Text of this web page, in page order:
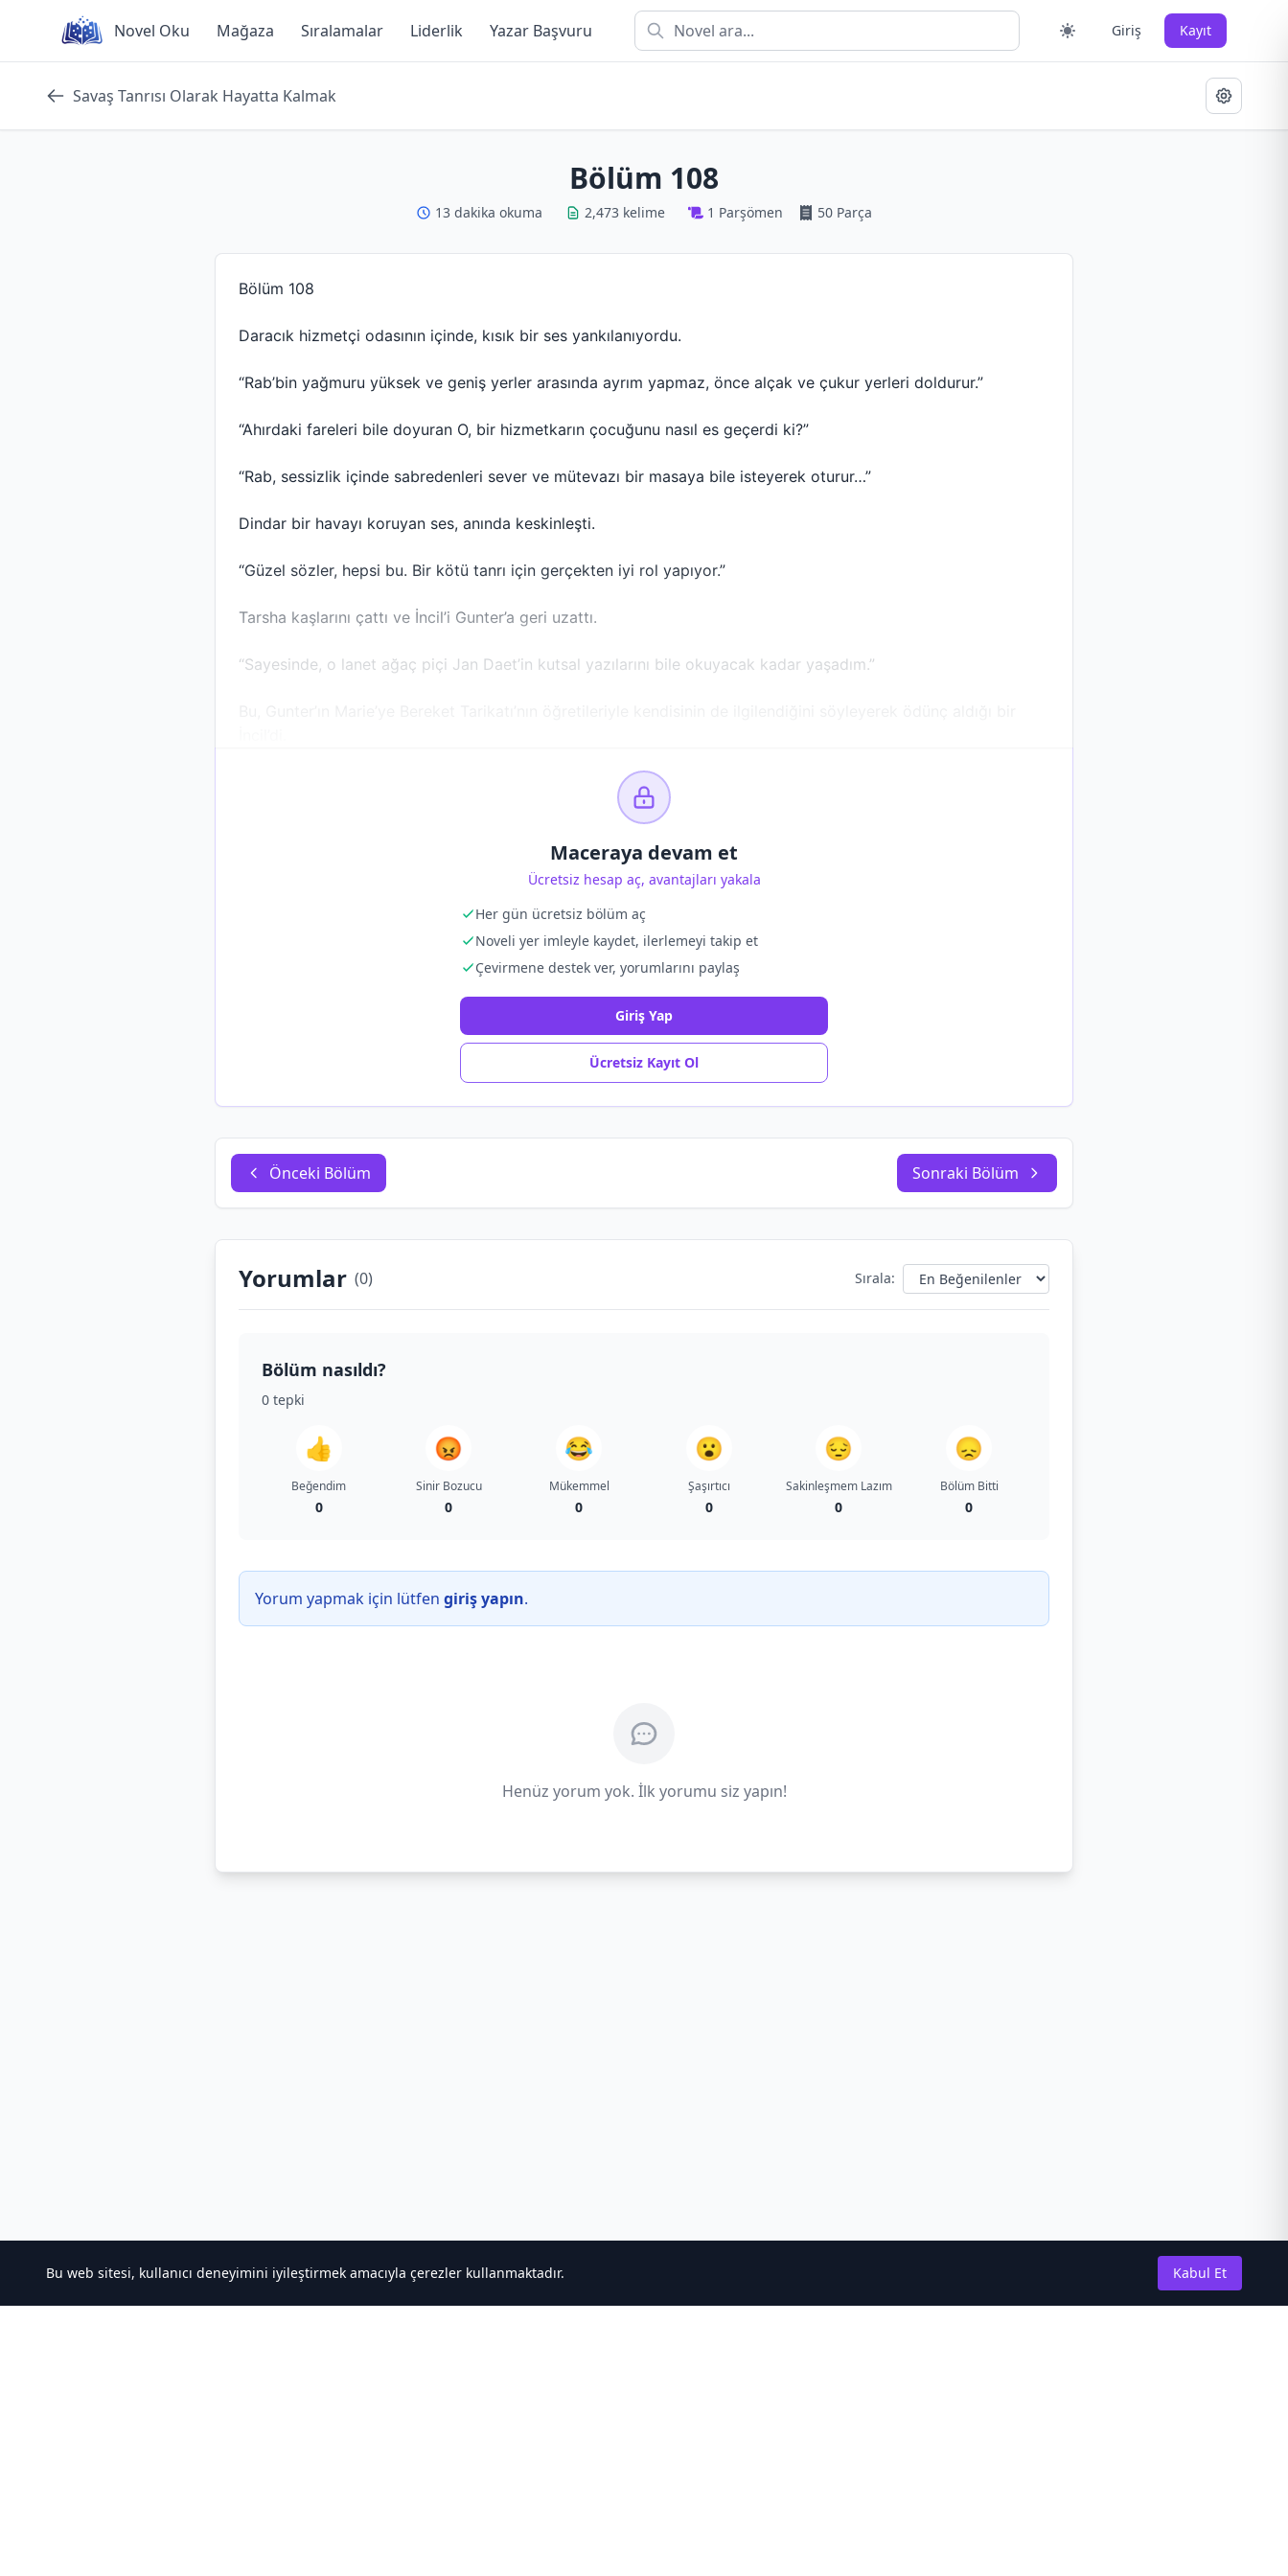
content
Novel Oku Mağaza Sıralamalar Liderlik Yazar Başvuru Giriş Kayıt
Savaş Tanrısı Olarak Hayatta Kalmak
Bölüm 108
13 dakika okuma 2,473 kelime 1 Parşömen 50 Parça
Bölüm 108
Daracık hizmetçi odasının içinde, kısık bir ses yankılanıyordu.
“Rab’bin yağmuru yüksek ve geniş yerler arasında ayrım yapmaz, önce alçak ve çukur yerleri doldurur.”
“Ahırdaki fareleri bile doyuran O, bir hizmetkarın çocuğunu nasıl es geçerdi ki?”
“Rab, sessizlik içinde sabredenleri sever ve mütevazı bir masaya bile isteyerek oturur…”
Dindar bir havayı koruyan ses, anında keskinleşti.
“Güzel sözler, hepsi bu. Bir kötü tanrı için gerçekten iyi rol yapıyor.”
Tarsha kaşlarını çattı ve İncil’i Gunter’a geri uzattı.
“Sayesinde, o lanet ağaç piçi Jan Daet’in kutsal yazılarını bile okuyacak kadar yaşadım.”
Maceraya devam et
Ücretsiz hesap aç, avantajları yakala
Her gün ücretsiz bölüm aç
Noveli yer imleyle kaydet, ilerlemeyi takip et
Çevirmene destek ver, yorumlarını paylaş
Giriş Yap
Ücretsiz Kayıt Ol
Önceki Bölüm Sonraki Bölüm
Yorumlar (0) Sırala:
Bölüm nasıldı?
0 tepki
👍
Beğendim
0
😡
Sinir Bozucu
0
😂
Mükemmel
0
😮
Şaşırtıcı
0
😔
Sakinleşmem Lazım
0
😞
Bölüm Bitti
0
Yorum yapmak için lütfen giriş yapın.
Henüz yorum yok. İlk yorumu siz yapın!
Bu web sitesi, kullanıcı deneyimini iyileştirmek amacıyla çerezler kullanmaktadır. Kabul Et